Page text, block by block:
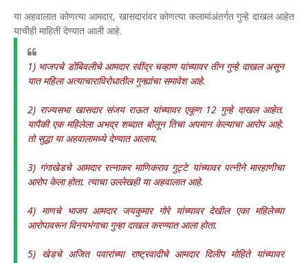
या अहवालात कोणत्या आमदार, खासदारांवर कोणत्या कलामांअंतर्गत गुन्हे दाखल आहेत
याचीही माहिती देण्यात आली आहे.
1) भाजपचे डोंबिवलीचे आमदार रवींद्र चव्हाण यांच्यावर तीन गुन्हे दाखल असून
यात महिला अत्याचाराविरोधातील गुन्ह्यांचा समावेश आहे.
2) राज्यसभा खासदार संजय राऊत यांच्यावर एकूण 12 गुन्हे दाखल आहेत.
यापैकी एक महिलेला अभद्र शब्दात बोलून तिचा अपमान केल्याचा आरोप आहे.
तो सुद्धा या अहवालामध्ये देण्यात आलाय.
3) गंगाखेडचे आमदार रत्नाकर माणिकराव गुट्टे यांच्यावर पत्नीने मारहाणीचा
आरोप केला होता. त्याचा उल्लेखही या अहवालात आहे.
4) माणचे भाजप आमदार जयकुमार गोरे यांच्यावर देखील एका महिलेच्या
आरोपावरून विनयभंगाचा गुन्हा दाखल करण्यात आला होता.
5) खेडचे अजित पवारांच्या राष्ट्रवादीचे आमदार दिलीप मोहिते यांच्यावर